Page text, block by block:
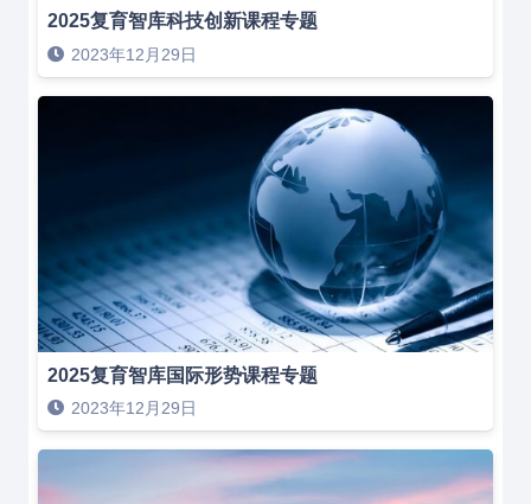
2025复育智库科技创新课程专题
2023年12月29日
2025复育智库国际形势课程专题
2023年12月29日